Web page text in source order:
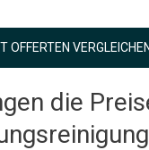
OFFERTEN
die